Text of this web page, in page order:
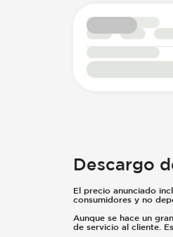
Courtesy Lights
Front Seat -
Cup Holders -
Driver Seat -
Descargo
El precio anunciado
consumidores y no
Aunque se hace un
de servicio al cliente.